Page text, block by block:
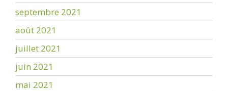
septembre 2021
août 2021
juillet 2021
juin 2021
mai 2021